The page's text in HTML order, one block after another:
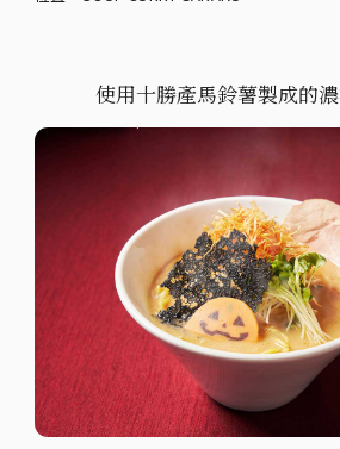
使用十勝產馬鈴薯製成的